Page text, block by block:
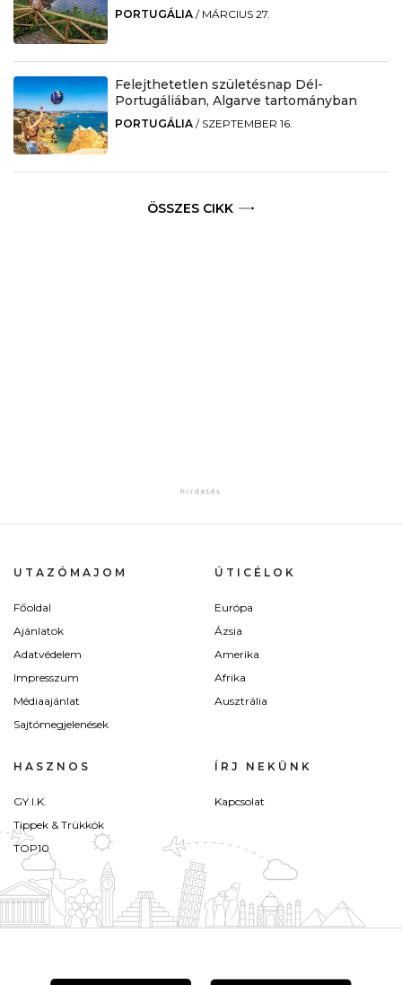
PORTUGÁLIA / MÁRCIUS 27.
Felejthetetlen születésnap Dél-
Portugáliában, Algarve tartományban
PORTUGÁLIA / SZEPTEMBER 16.
ÖSSZES CIKK
UTAZÓMAJOM
Főoldal
Ajánlatok
Adatvédelem
Impresszum
Médiaajánlat
Sajtómegjelenések
ÚTICÉLOK
Európa
Ázsia
Amerika
Afrika
Ausztrália
HASZNOS
GY.I.K.
Tippek & Trükkök
TOP10
ÍRJ NEKÜNK
Kapcsolat